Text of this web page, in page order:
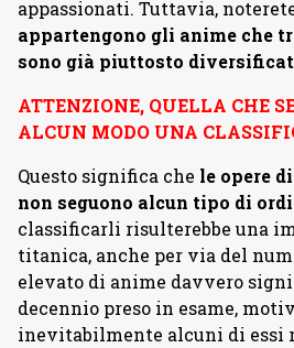
appassionati. Tuttavia,
appartengono gli anime che
sono già piuttosto
ATTENZIONE, QUELLA CHE
ALCUN MODO UNA
Questo significa che le opere
non seguono alcun tipo di
classificarli risulterebbe una
titanica, anche per via del
elevato di anime davvero
decennio preso in esame,
inevitabilmente alcuni di essi